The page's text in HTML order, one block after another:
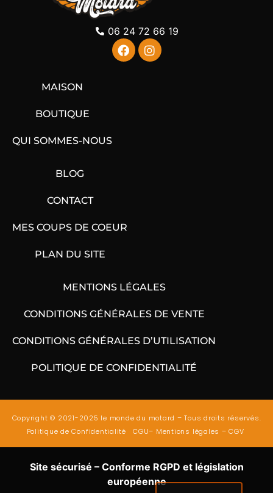
06 24 72 66 19
MAISON
BOUTIQUE
QUI SOMMES-NOUS
BLOG
CONTACT
MES COUPS DE COEUR
PLAN DU SITE
MENTIONS LÉGALES
CONDITIONS GÉNÉRALES DE VENTE
CONDITIONS GÉNÉRALES D’UTILISATION
POLITIQUE DE CONFIDENTIALITÉ
Copyright © 2021-2025 le monde du motard – Tous droits réservés.
Politique de Confidentialité
CGU– Mentions légales –CGV
Site sécurisé – Conforme RGPD et législation
européenne